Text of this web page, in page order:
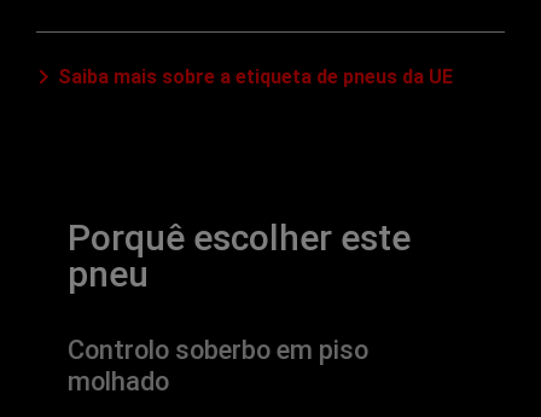
Saiba mais sobre a etiqueta de pneus da UE
Porquê escolher este
pneu
Controlo soberbo em piso
molhado